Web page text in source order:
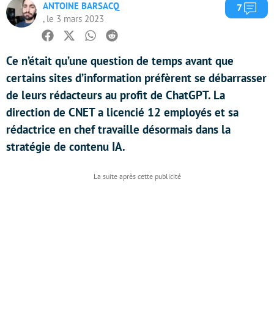
ANTOINE BARSACQ
, le 3 mars 2023
7
Facebook
TwitterWhatsapp
Reddit
Ce n’était qu’une question de temps avant que
certains sites d’information préfèrent se débarrasser
de leurs rédacteurs au profit de ChatGPT. La
direction de CNET a licencié 12 employés et sa
rédactrice en chef travaille désormais dans la
stratégie de contenu IA.